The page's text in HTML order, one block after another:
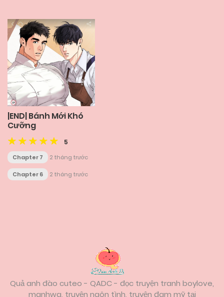
|END| Bánh Mới Khó
Cưỡng
5
Chapter 7 2 tháng trước
Chapter 6 2 tháng trước
Quả anh đào cuteo - QADC - đọc truyện tranh boylove,
manhwa, truyện ngôn tình, truyện đam mỹ tại